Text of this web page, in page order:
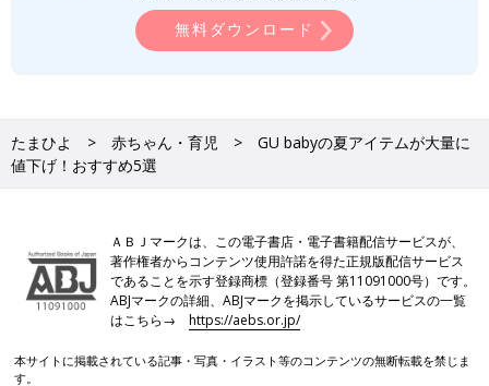
無料ダウンロード
たまひよ 赤ちゃん・育児
GU babyの夏アイテムが大量に
値下げ！おすすめ5選
ＡＢＪマークは、この電子書店・電子書籍配信サービスが、
著作権者からコンテンツ使用許諾を得た正規版配信サービス
であることを示す登録商標（登録番号 第11091000号）です。
ABJマークの詳細、ABJマークを掲示しているサービスの一覧
はこちら→https://aebs.or.jp/
本サイトに掲載されている記事・写真・イラスト等のコンテンツの無断転載を禁じま
す。